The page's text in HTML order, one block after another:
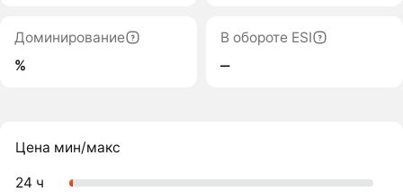
Доминирование
%
В обороте ESI
‒
Цена мин/макс
24 ч